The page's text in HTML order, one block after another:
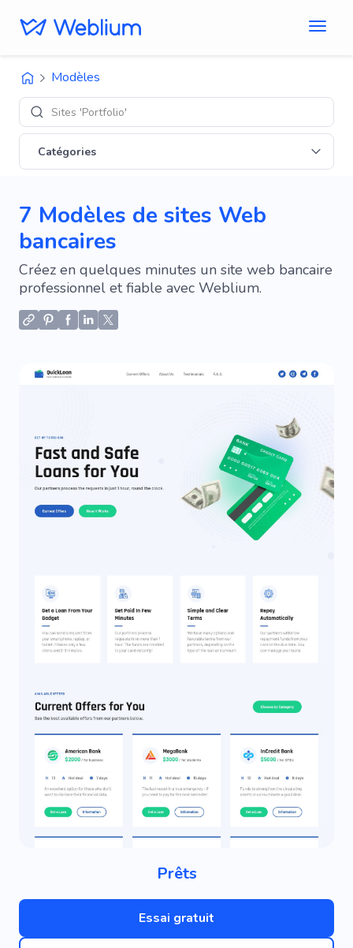
Modèles
Sites 'Portfolio'
Catégories
7 Modèles de sites Web
bancaires
Créez en quelques minutes un site web bancaire
professionnel et fiable avec Weblium.
Prêts
Essai gratuit